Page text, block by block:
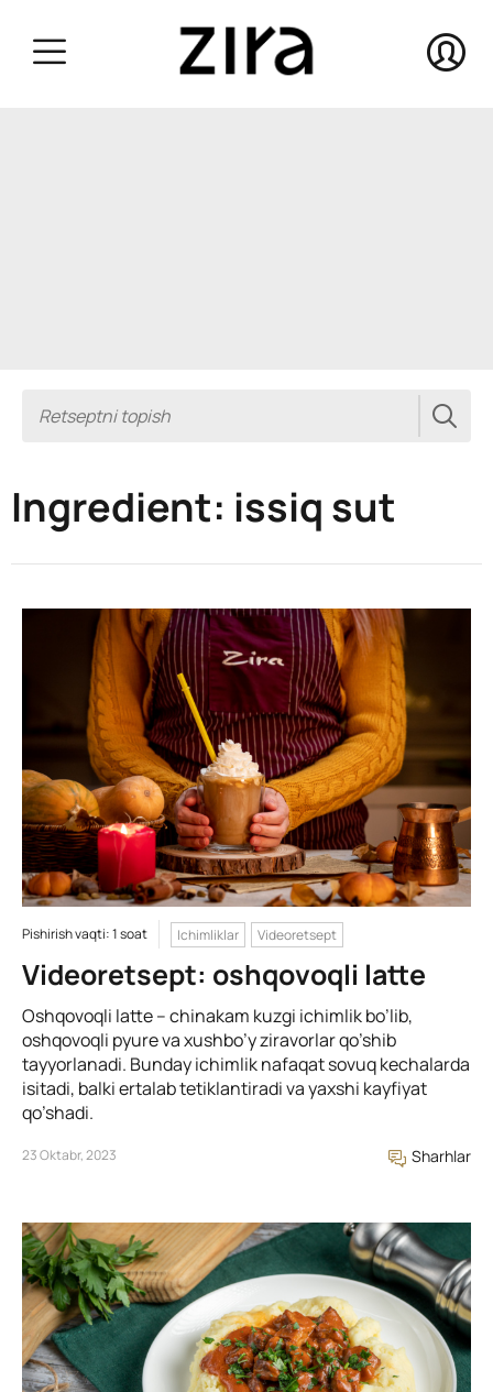
Ingredient: issiq sut
Pishirish vaqti: 1 soat Ichimliklar Videoretsept
Videoretsept: oshqovoqli latte
Oshqovoqli latte – chinakam kuzgi ichimlik bo’lib,
oshqovoqli pyure va xushbo’y ziravorlar qo’shib
tayyorlanadi. Bunday ichimlik nafaqat sovuq kechalarda
isitadi, balki ertalab tetiklantiradi va yaxshi kayfiyat
qo’shadi.
23 Oktabr, 2023 Sharhlar